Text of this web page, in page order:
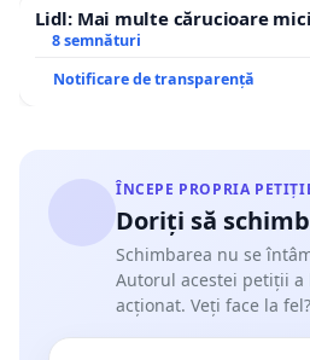
Lidl: Mai multe cărucioare
8 semnături
Notificare de transparență
ÎNCEPE PROPRIA
Doriți să
Schimbarea nu se
Autorul acestei petiții
acționat. Veți face la fel?